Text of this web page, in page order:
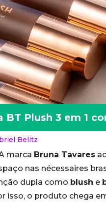
BT Plush 3 em 1
Belitz
marca Bruna Tavares
nas nécessaires
dupla como blush e
isso, o produto chega